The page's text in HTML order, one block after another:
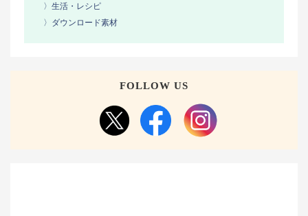
〉生活・レシピ
〉ダウンロード素材
FOLLOW US